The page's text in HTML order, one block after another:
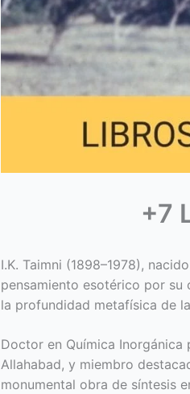
+7
I.K. Taimni (1898–1978),
pensamiento esotérico por
la profundidad metafísica de
Doctor en Química
Allahabad, y miembro
monumental obra de síntesis